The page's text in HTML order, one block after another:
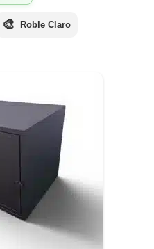
🎨 Roble Claro